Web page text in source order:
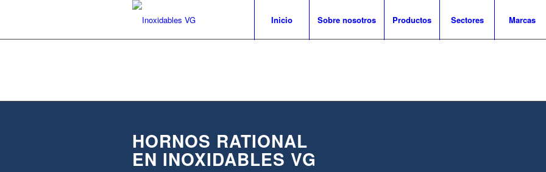
Inicio Sobre nosotros Productos Sectores Marcas
HORNOS RATIONAL
EN INOXIDABLES VG